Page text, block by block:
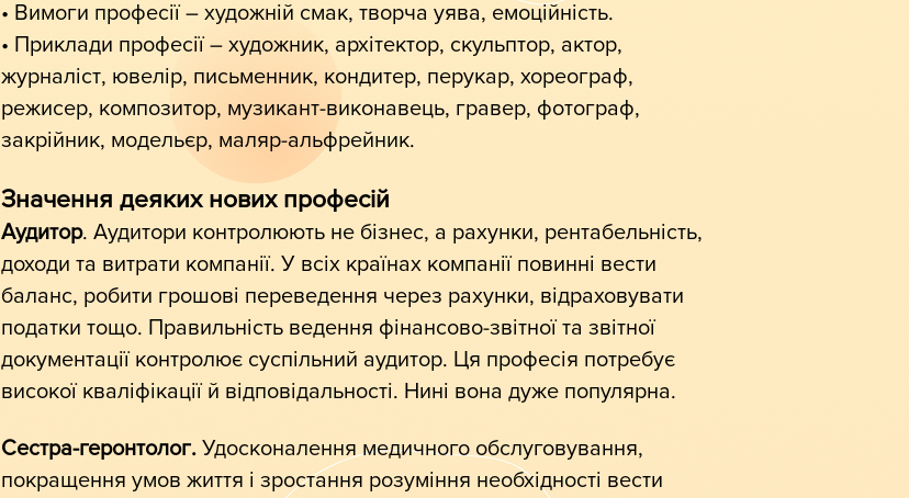
• Вимоги професії – художній смак, творча уява, емоційність.
• Приклади професії – художник, архітектор, скульптор, актор,
журналіст, ювелір, письменник, кондитер, перукар, хореограф,
режисер, композитор, музикант-виконавець, гравер, фотограф,
закрійник, модельєр, маляр-альфрейник.
Значення деяких нових професій
Аудитор. Аудитори контролюють не бізнес, а рахунки, рентабельність,
доходи та витрати компанії. У всіх країнах компанії повинні вести
баланс, робити грошові переведення через рахунки, відраховувати
податки тощо. Правильність ведення фінансово-звітної та звітної
документації контролює суспільний аудитор. Ця професія потребує
високої кваліфікації й відповідальності. Нині вона дуже популярна.
Сестра-геронтолог. Удосконалення медичного обслуговування,
покращення умов життя і зростання розуміння необхідності вести